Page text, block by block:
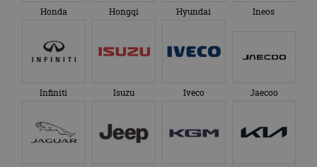
Honda Hongqi Hyundai Ineos
Infiniti Isuzu Iveco Jaecoo